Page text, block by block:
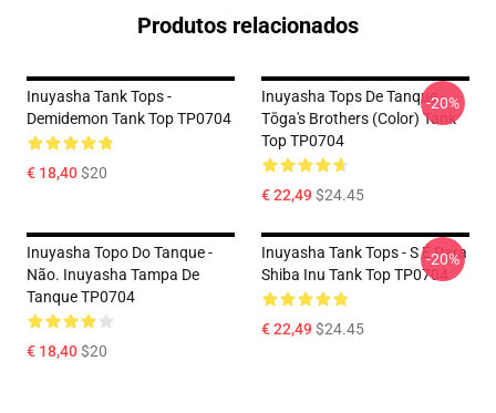
Produtos relacionados
Inuyasha Tank Tops -
Demidemon Tank Top TP0704
€ 18,40$20
Inuyasha Tops De Tanque -
Tōga's Brothers (color) Tank
Top TP0704
€ 22,49$24.45
-20%
Inuyasha Topo Do Tanque -
Não. Inuyasha Tampa De
Tanque TP0704
€ 18,40$20
Inuyasha Tank Tops - S É Para
Shiba Inu Tank Top TP0704
€ 22,49$24.45
-20%